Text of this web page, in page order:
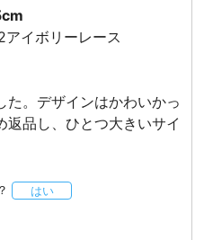
イボリーレース
た。デザインはかわいかっ
返品し、ひとつ大きいサイ
はい